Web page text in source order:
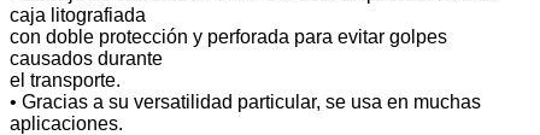
caja litografiada
con doble protección y perforada para evitar golpes
causados durante
el transporte.
• Gracias a su versatilidad particular, se usa en muchas
aplicaciones.